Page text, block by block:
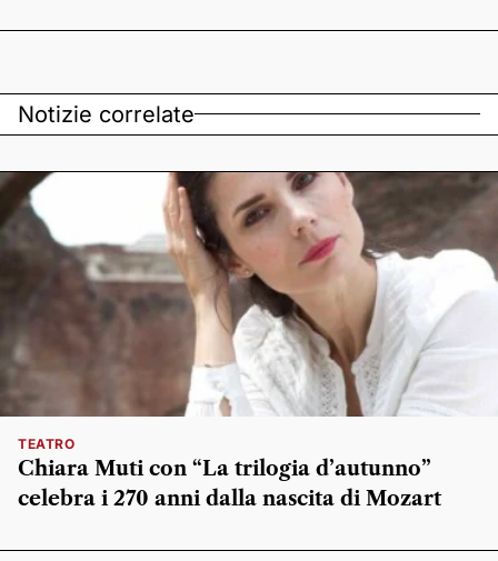
Notizie correlate
TEATRO
Chiara Muti con “La trilogia d’autunno”
celebra i 270 anni dalla nascita di Mozart